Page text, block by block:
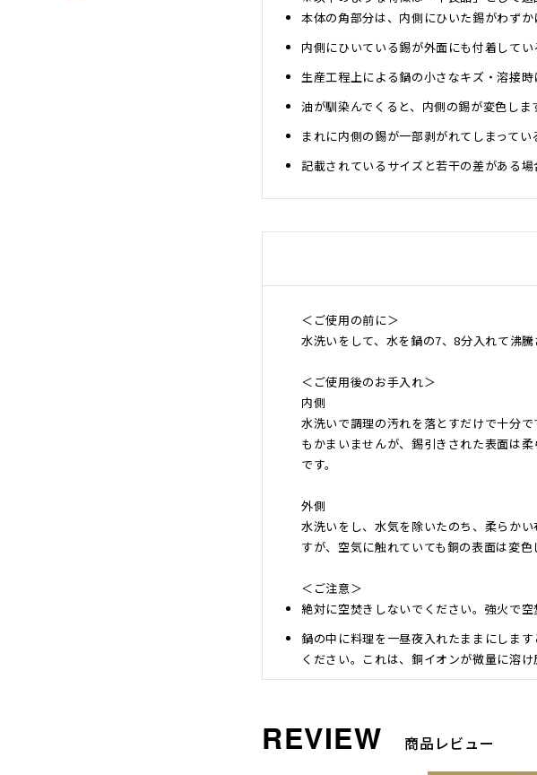
本体の角部分は、内側にひいた錫がわずか
内側にひいている錫が外面にも付着してい
生産工程上による鍋の小さなキズ・溶接
油が馴染んでくると、内側の錫が変色しま
まれに内側の錫が一部剥がれてしまって
記載されているサイズと若干の差がある場
＜ご使用の前に＞
水洗いをして、水を鍋の7、8分入れて沸騰
＜ご使用後のお手入れ＞
内側
水洗いで調理の汚れを落とすだけで十分
もかまいませんが、錫引きされた表面は
です。
外側
水洗いをし、水気を除いたのち、柔らか
すが、空気に触れていても銅の表面は変色
＜ご注意＞
絶対に空焚きしないでください。強火で
鍋の中に料理を一昼夜入れたままにしま
ください。これは、銅イオンが微量に溶
＜緑青について＞
湿り気の多い所に放置しておくと銅の表
と認定されました。(社団法人日本銅セ
商品レビュー